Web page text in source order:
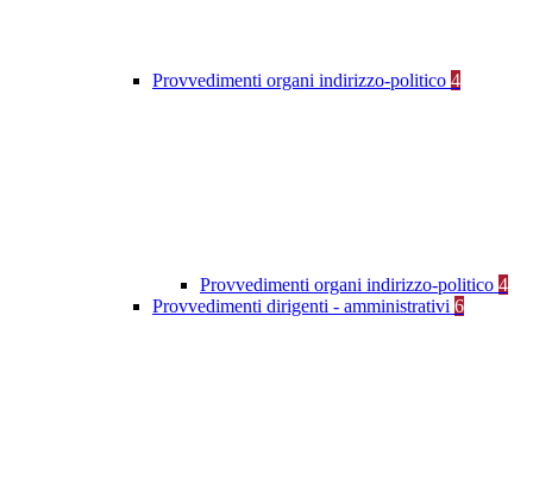
Provvedimenti organi indirizzo-politico 4
Provvedimenti organi indirizzo-politico 4
Provvedimenti dirigenti - amministrativi 6